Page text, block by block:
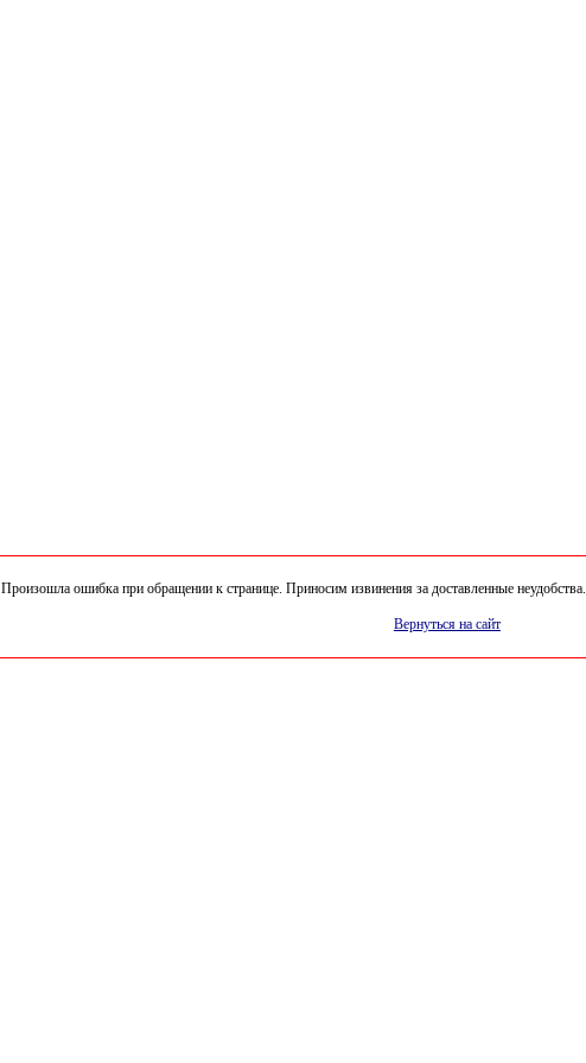
Произошла ошибка при обращении к странице. Приносим извинения за доставленные неудобства.
Вернуться на сайт